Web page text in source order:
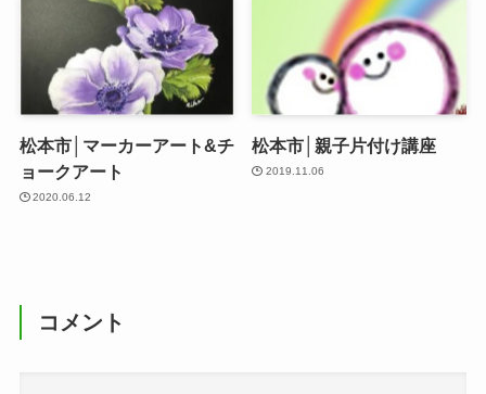
松本市│マーカーアート&チ
ョークアート
2020.06.12
松本市│親子片付け講座
2019.11.06
コメント